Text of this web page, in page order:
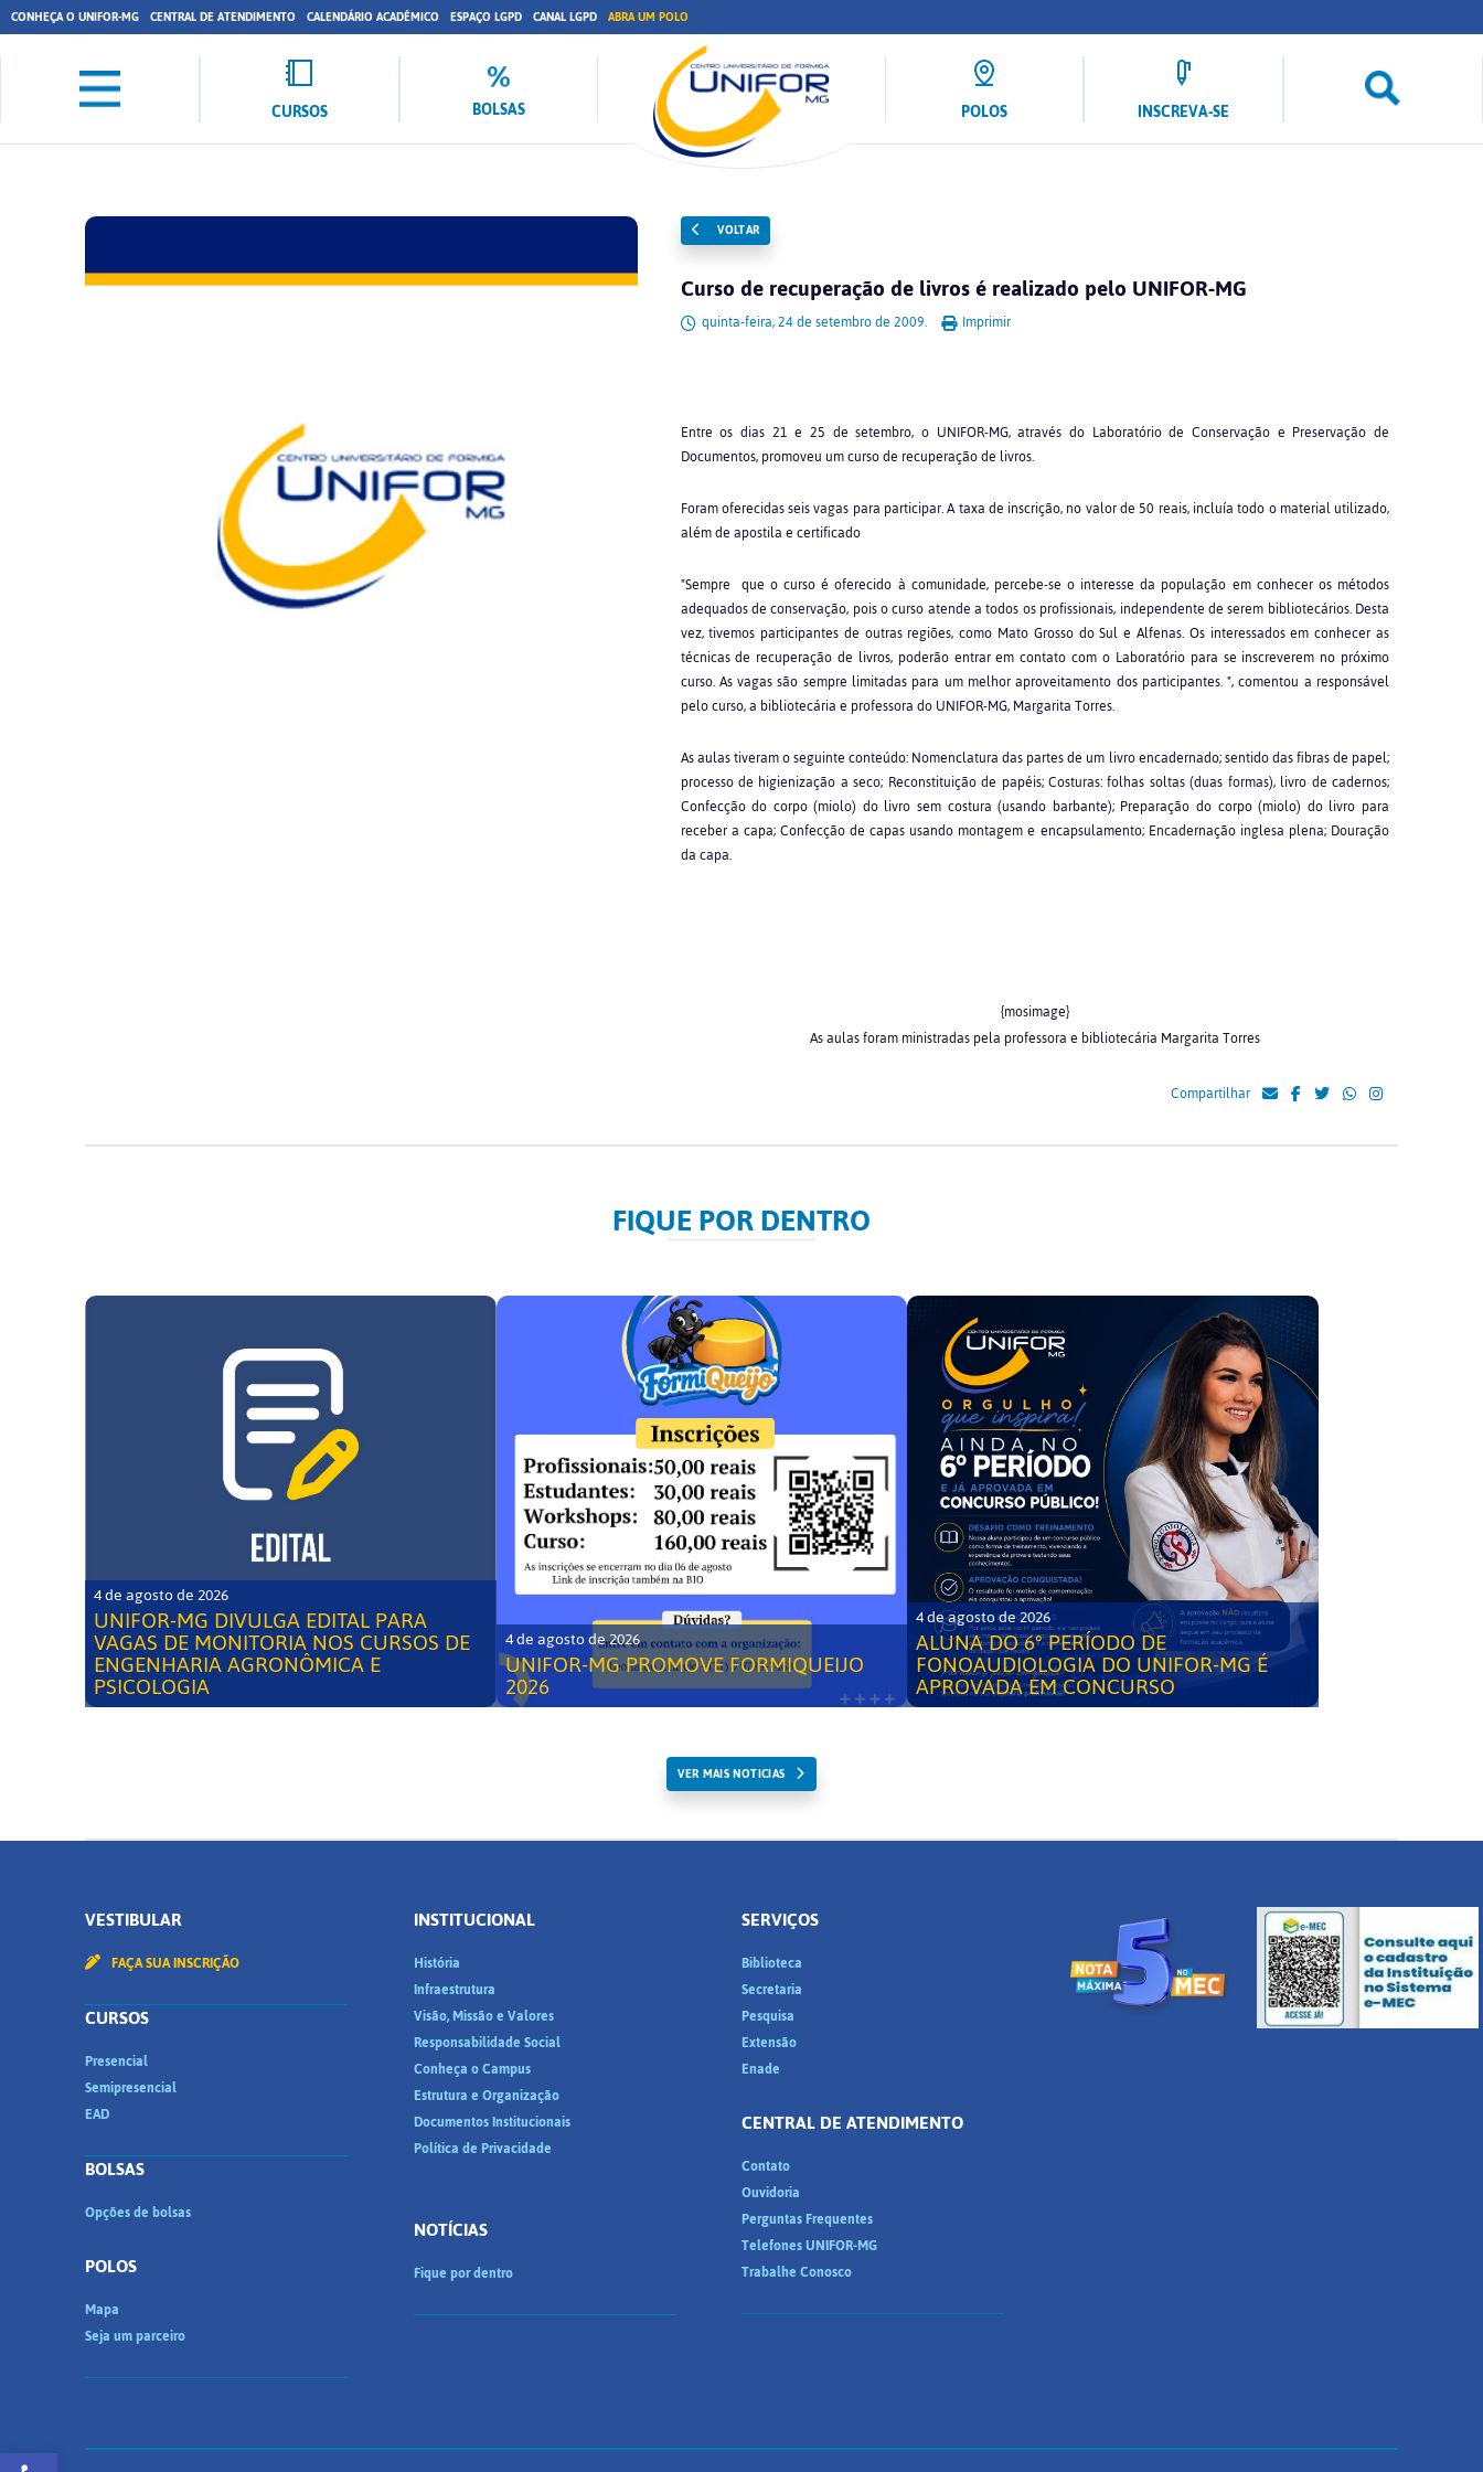
CONHEÇA O UNIFOR-MG CENTRAL DE ATENDIMENTO CALENDÁRIO ACADÊMICO ESPAÇO LGPD CANAL LGPD ABRA UM POLO
CURSOS BOLSAS POLOS INSCREVA-SE
VOLTAR
Curso de recuperação de livros é realizado pelo UNIFOR-MG
quinta-feira, 24 de setembro de 2009. Imprimir
Entre os dias 21 e 25 de setembro, o UNIFOR-MG, através do Laboratório de Conservação e Preservação de
Documentos, promoveu um curso de recuperação de livros.
Foram oferecidas seis vagas para participar. A taxa de inscrição, no valor de 50 reais, incluía todo o material utilizado,
além de apostila e certificado
"Sempre que o curso é oferecido à comunidade, percebe-se o interesse da população em conhecer os métodos
adequados de conservação, pois o curso atende a todos os profissionais, independente de serem bibliotecários. Desta
vez, tivemos participantes de outras regiões, como Mato Grosso do Sul e Alfenas. Os interessados em conhecer as
técnicas de recuperação de livros, poderão entrar em contato com o Laboratório para se inscreverem no próximo
curso. As vagas são sempre limitadas para um melhor aproveitamento dos participantes. ", comentou a responsável
pelo curso, a bibliotecária e professora do UNIFOR-MG, Margarita Torres.
As aulas tiveram o seguinte conteúdo: Nomenclatura das partes de um livro encadernado; sentido das fibras de papel;
processo de higienização a seco; Reconstituição de papéis; Costuras: folhas soltas (duas formas), livro de cadernos;
Confecção do corpo (miolo) do livro sem costura (usando barbante); Preparação do corpo (miolo) do livro para
receber a capa; Confecção de capas usando montagem e encapsulamento; Encadernação inglesa plena; Douração
da capa.
{mosimage}
As aulas foram ministradas pela professora e bibliotecária Margarita Torres
Compartilhar
FIQUE POR DENTRO
4 de agosto de 2026
UNIFOR-MG DIVULGA EDITAL PARA
VAGAS DE MONITORIA NOS CURSOS DE
ENGENHARIA AGRONÔMICA E
PSICOLOGIA
4 de agosto de 2026
UNIFOR-MG PROMOVE FORMIQUEIJO
2026
4 de agosto de 2026
ALUNA DO 6° PERÍODO DE
FONOAUDIOLOGIA DO UNIFOR-MG É
APROVADA EM CONCURSO
VER MAIS NOTICIAS
VESTIBULAR
FAÇA SUA INSCRIÇÃO
CURSOS
Presencial
Semipresencial
EAD
BOLSAS
Opções de bolsas
POLOS
Mapa
Seja um parceiro
INSTITUCIONAL
História
Infraestrutura
Visão, Missão e Valores
Responsabilidade Social
Conheça o Campus
Estrutura e Organização
Documentos Institucionais
Política de Privacidade
NOTÍCIAS
Fique por dentro
SERVIÇOS
Biblioteca
Secretaria
Pesquisa
Extensão
Enade
CENTRAL DE ATENDIMENTO
Contato
Ouvidoria
Perguntas Frequentes
Telefones UNIFOR-MG
Trabalhe Conosco